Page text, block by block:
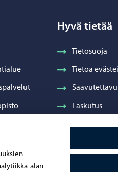
alan
Hyvä tietää
Tietosuoja
Tietoa
Laskutus